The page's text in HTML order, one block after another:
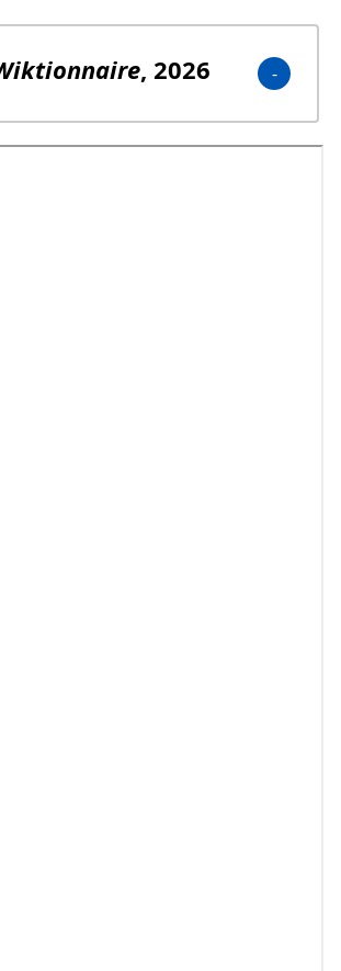
, 2026